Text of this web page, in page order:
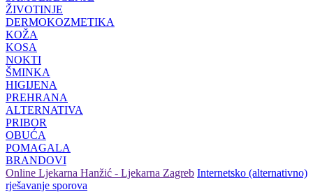
ŽIVOTINJE
DERMOKOZMETIKA
KOŽA
KOSA
NOKTI
ŠMINKA
HIGIJENA
PREHRANA
ALTERNATIVA
PRIBOR
OBUĆA
POMAGALA
BRANDOVI
Online Ljekarna Hanžić - Ljekarna Zagreb Internetsko (alternativno)
rješavanje sporova